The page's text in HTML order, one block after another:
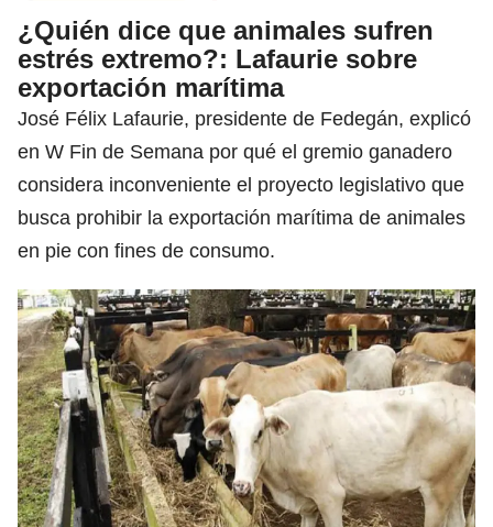
¿Quién dice que animales sufren
estrés extremo?: Lafaurie sobre
exportación marítima
José Félix Lafaurie, presidente de Fedegán, explicó
en W Fin de Semana por qué el gremio ganadero
considera inconveniente el proyecto legislativo que
busca prohibir la exportación marítima de animales
en pie con fines de consumo.